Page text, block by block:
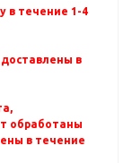
в течение 1-4
в
обработаны
в течение